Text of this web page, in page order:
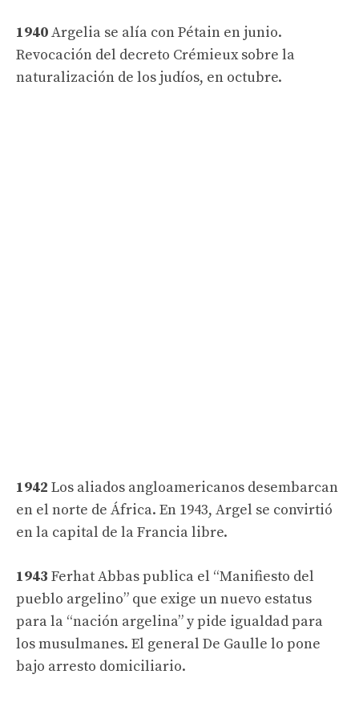
1940Argelia se alía con Pétain en junio.
Revocación del decreto Crémieux sobre la
naturalización de los judíos, en octubre.
1942 Los aliados angloamericanos desembarcan
en el norte de África. En 1943, Argel se convirtió
en la capital de la Francia libre.
1943 Ferhat Abbas publica el “Manifiesto del
pueblo argelino” que exige un nuevo estatus
para la “nación argelina” y pide igualdad para
los musulmanes. El general De Gaulle lo pone
bajo arresto domiciliario.